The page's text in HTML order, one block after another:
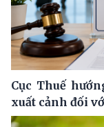
Cục Thuế
xuất cảnh đối